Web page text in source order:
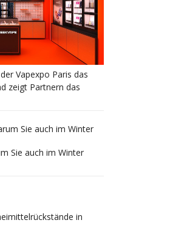
Vapexpo Paris das
zeigt Partnern das
Sie auch im Winter
in